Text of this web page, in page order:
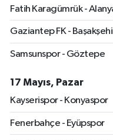
Fatih Karagümrük -
Gaziantep FK -
Samsunspor - Göztepe
17 Mayıs, Pazar
Kayserispor - Konyaspor
Fenerbahçe - Eyüpspor